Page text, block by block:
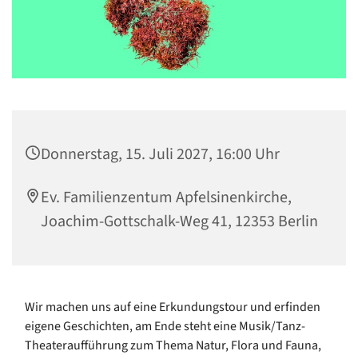
Donnerstag, 15. Juli 2027, 16:00 Uhr
Ev. Familienzentum Apfelsinenkirche,
Joachim-Gottschalk-Weg 41, 12353 Berlin
Wir machen uns auf eine Erkundungstour und erfinden
eigene Geschichten, am Ende steht eine Musik/Tanz-
Theateraufführung zum Thema Natur, Flora und Fauna,